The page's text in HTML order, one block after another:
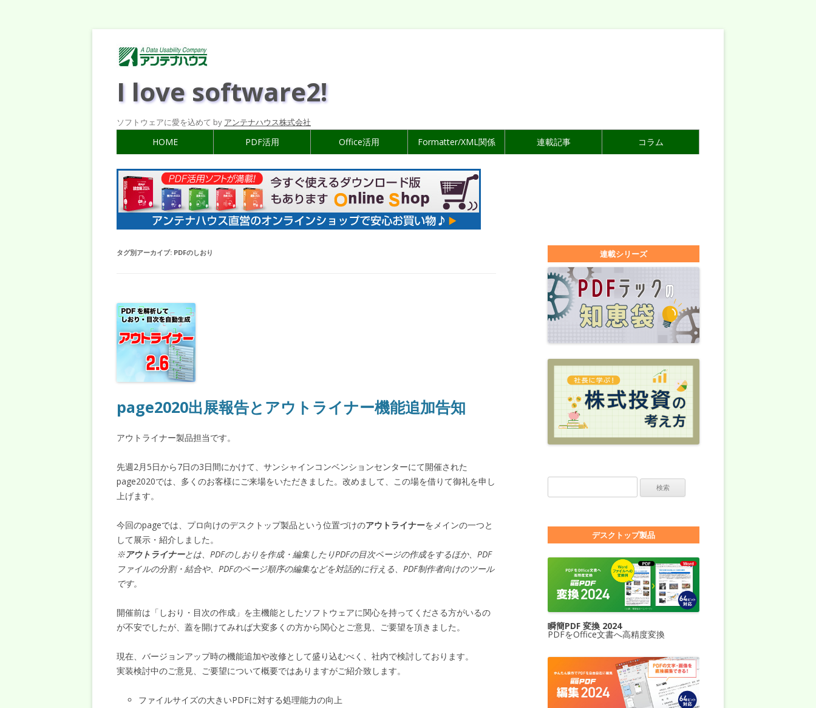
I love software2!
ソフトウェアに愛を込めて by アンテナハウス株式会社
HOME PDF活用 Office活用 Formatter/XML関係 連載記事 コラム
タグ別アーカイブ: PDFのしおり
page2020出展報告とアウトライナー機能追加告知
アウトライナー製品担当です。
先週2月5日から7日の3日間にかけて、サンシャインコンベンションセンターにて開催された
page2020では、多くのお客様にご来場をいただきました。改めまして、この場を借りて御礼を申し
上げます。
今回のpageでは、プロ向けのデスクトップ製品という位置づけのアウトライナーをメインの一つと
して展示・紹介しました。
※アウトライナーとは、PDFのしおりを作成・編集したりPDFの目次ページの作成をするほか、PDF
ファイルの分割・結合や、PDFのページ順序の編集などを対話的に行える、PDF制作者向けのツール
です。
開催前は「しおり・目次の作成」を主機能としたソフトウェアに関心を持ってくださる方がいるの
が不安でしたが、蓋を開けてみれば大変多くの方から関心とご意見、ご要望を頂きました。
現在、バージョンアップ時の機能追加や改修として盛り込むべく、社内で検討しております。
実装検討中のご意見、ご要望について概要ではありますがご紹介致します。
ファイルサイズの大きいPDFに対する処理能力の向上
連載シリーズ
デスクトップ製品
瞬簡PDF 変換 2024
PDFをOffice文書へ高精度変換